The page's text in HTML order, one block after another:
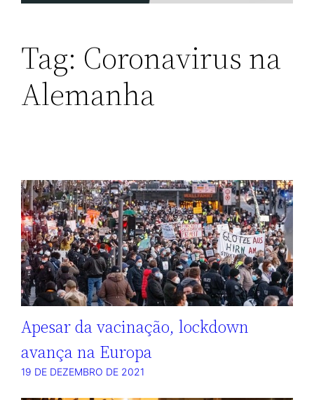
Tag: Coronavirus na
Alemanha
Apesar da vacinação, lockdown
avança na Europa
19 DE DEZEMBRO DE 2021